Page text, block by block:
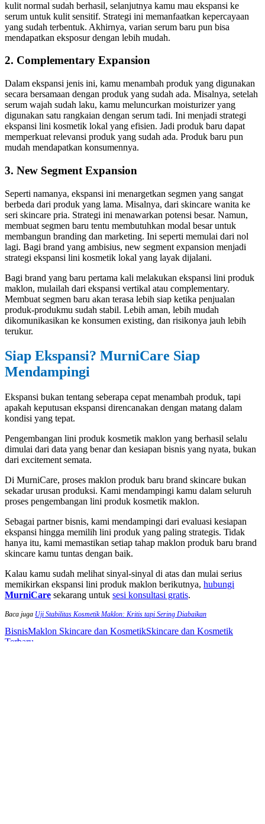
kulit normal sudah berhasil, selanjutnya kamu mau ekspansi ke
serum untuk kulit sensitif. Strategi ini memanfaatkan kepercayaan
yang sudah terbentuk. Akhirnya, varian serum baru pun bisa
mendapatkan eksposur dengan lebih mudah.
2. Complementary Expansion
Dalam ekspansi jenis ini, kamu menambah produk yang digunakan
secara bersamaan dengan produk yang sudah ada. Misalnya, setelah
serum wajah sudah laku, kamu meluncurkan moisturizer yang
digunakan satu rangkaian dengan serum tadi. Ini menjadi strategi
ekspansi lini kosmetik lokal yang efisien. Jadi produk baru dapat
memperkuat relevansi produk yang sudah ada. Produk baru pun
mudah mendapatkan konsumennya.
3. New Segment Expansion
Seperti namanya, ekspansi ini menargetkan segmen yang sangat
berbeda dari produk yang lama. Misalnya, dari skincare wanita ke
seri skincare pria. Strategi ini menawarkan potensi besar. Namun,
membuat segmen baru tentu membutuhkan modal besar untuk
membangun branding dan marketing. Ini seperti memulai dari nol
lagi. Bagi brand yang ambisius, new segment expansion menjadi
strategi ekspansi lini kosmetik lokal yang layak dijalani.
Bagi brand yang baru pertama kali melakukan ekspansi lini produk
maklon, mulailah dari ekspansi vertikal atau complementary.
Membuat segmen baru akan terasa lebih siap ketika penjualan
produk-produkmu sudah stabil. Lebih aman, lebih mudah
dikomunikasikan ke konsumen existing, dan risikonya jauh lebih
terukur.
Siap Ekspansi? MurniCare Siap
Mendampingi
Ekspansi bukan tentang seberapa cepat menambah produk, tapi
apakah keputusan ekspansi direncanakan dengan matang dalam
kondisi yang tepat.
Pengembangan lini produk kosmetik maklon yang berhasil selalu
dimulai dari data yang benar dan kesiapan bisnis yang nyata, bukan
dari excitement semata.
Di MurniCare, proses maklon produk baru brand skincare bukan
sekadar urusan produksi. Kami mendampingi kamu dalam seluruh
proses pengembangan lini produk kosmetik maklon.
Sebagai partner bisnis, kami mendampingi dari evaluasi kesiapan
ekspansi hingga memilih lini produk yang paling strategis. Tidak
hanya itu, kami memastikan setiap tahap maklon produk baru brand
skincare kamu tuntas dengan baik.
Kalau kamu sudah melihat sinyal-sinyal di atas dan mulai serius
memikirkan ekspansi lini produk maklon berikutnya, hubungi
MurniCare sekarang untuk sesi konsultasi gratis.
Baca juga Uji Stabilitas Kosmetik Maklon: Kritis tapi Sering Diabaikan
BisnisMaklon Skincare dan KosmetikSkincare dan Kosmetik
Terbaru